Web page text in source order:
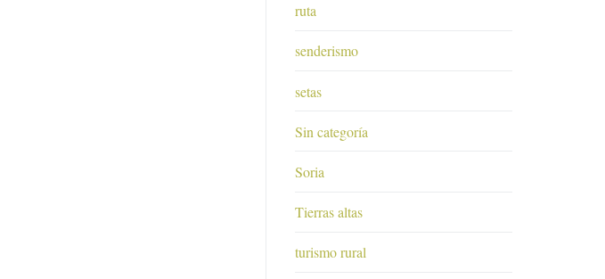
ruta
senderismo
setas
Sin categoría
Soria
Tierras altas
turismo rural